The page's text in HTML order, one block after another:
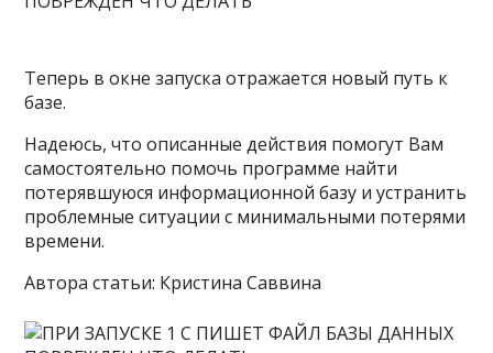
Теперь в окне запуска отражается новый путь к
базе.
Надеюсь, что описанные действия помогут Вам
самостоятельно помочь программе найти
потерявшуюся информационной базу и устранить
проблемные ситуации с минимальными потерями
времени.
Автора статьи: Кристина Саввина